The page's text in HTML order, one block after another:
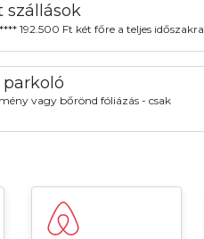
szállások
192.500 Ft két főre a teljes időszakra
vagy bőrönd fóliázás - csak